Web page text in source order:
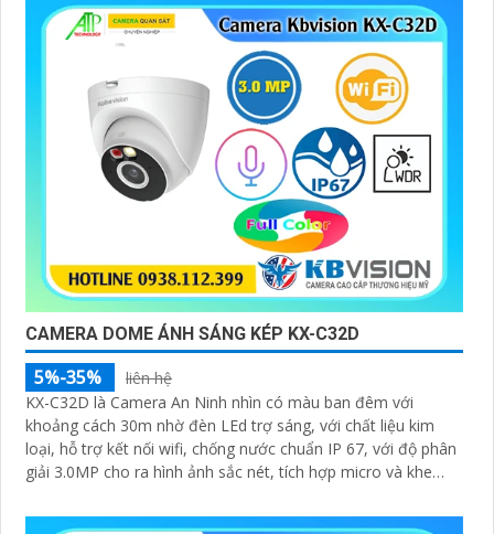
CAMERA DOME ÁNH SÁNG KÉP KX-C32D
5%-35%
liên hệ
KX-C32D là Camera An Ninh nhìn có màu ban đêm với
khoảng cách 30m nhờ đèn LEd trợ sáng, với chất liệu kim
loại, hỗ trợ kết nối wifi, chống nước chuẩn IP 67, với độ phân
giải 3.0MP cho ra hình ảnh sắc nét, tích hợp micro và khe